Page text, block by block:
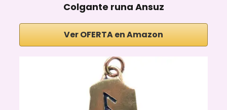
Colgante runa Ansuz
Ver OFERTA en Amazon